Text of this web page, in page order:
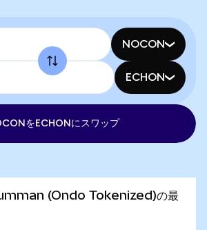
NOCON
ECHON
をECHONにスワップ
(Ondo Tokenized)の最